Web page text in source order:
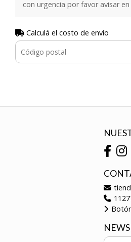
con urgencia por favor avisar
Calculá el costo de envío